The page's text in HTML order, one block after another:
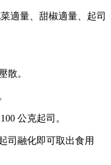
適量、甜椒適量、起司
散。
公克起司。
司融化即可取出食用